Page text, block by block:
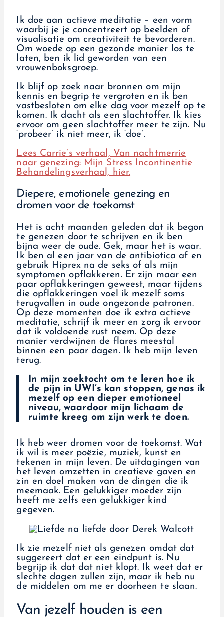
Ik doe aan actieve meditatie – een vorm
waarbij je je concentreert op beelden of
visualisatie om creativiteit te bevorderen.
Om woede op een gezonde manier los te
laten, ben ik lid geworden van een
vrouwenboksgroep.
Ik blijf op zoek naar bronnen om mijn
kennis en begrip te vergroten en ik ben
vastbesloten om elke dag voor mezelf op te
komen. Ik dacht als een slachtoffer. Ik kies
ervoor om geen slachtoffer meer te zijn. Nu
‘probeer’ ik niet meer, ik ‘doe’.
Lees Carrie’s verhaal, Van nachtmerrie
naar genezing: Mijn Stress Incontinentie
Behandelingsverhaal, hier.
Diepere, emotionele genezing en
dromen voor de toekomst
Het is acht maanden geleden dat ik begon
te genezen door te schrijven en ik ben
bijna weer de oude. Gek, maar het is waar.
Ik ben al een jaar van de antibiotica af en
gebruik Hiprex na de seks of als mijn
symptomen opflakkeren. Er zijn maar een
paar opflakkeringen geweest, maar tijdens
die opflakkeringen voel ik mezelf soms
terugvallen in oude ongezonde patronen.
Op deze momenten doe ik extra actieve
meditatie, schrijf ik meer en zorg ik ervoor
dat ik voldoende rust neem. Op deze
manier verdwijnen de flares meestal
binnen een paar dagen. Ik heb mijn leven
terug.
In mijn zoektocht om te leren hoe ik
de pijn in UWI’s kan stoppen, genas ik
mezelf op een dieper emotioneel
niveau, waardoor mijn lichaam de
ruimte kreeg om zijn werk te doen.
Ik heb weer dromen voor de toekomst. Wat
ik wil is meer poëzie, muziek, kunst en
tekenen in mijn leven. De uitdagingen van
het leven omzetten in creatieve gaven en
zin en doel maken van de dingen die ik
meemaak. Een gelukkiger moeder zijn
heeft me zelfs een gelukkiger kind
gegeven.
Ik zie mezelf niet als genezen omdat dat
suggereert dat er een eindpunt is. Nu
begrijp ik dat dat niet klopt. Ik weet dat er
slechte dagen zullen zijn, maar ik heb nu
de middelen om me er doorheen te slaan.
Van jezelf houden is een